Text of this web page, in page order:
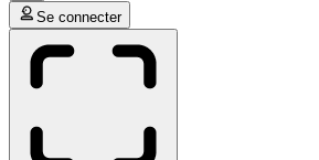
Se connecter